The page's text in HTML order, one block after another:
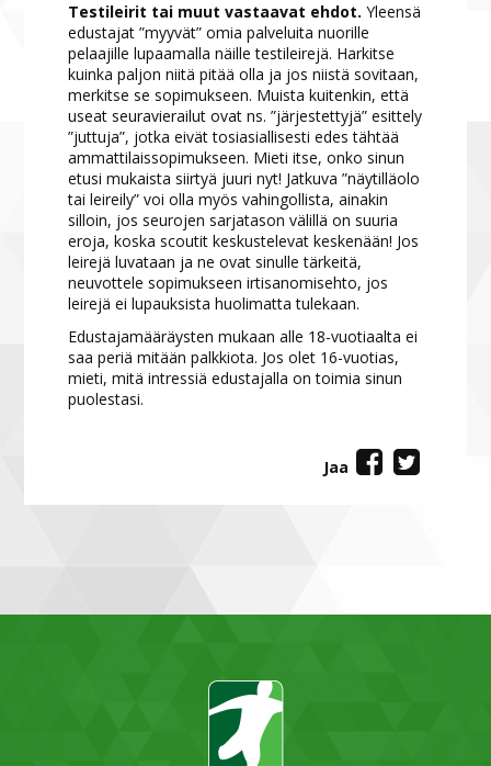
Testileirit tai muut vastaavat ehdot. Yleensä
edustajat ”myyvät” omia palveluita nuorille
pelaajille lupaamalla näille testileirejä. Harkitse
kuinka paljon niitä pitää olla ja jos niistä sovitaan,
merkitse se sopimukseen. Muista kuitenkin, että
useat seuravierailut ovat ns. ”järjestettyjä” esittely
”juttuja”, jotka eivät tosiasiallisesti edes tähtää
ammattilaissopimukseen. Mieti itse, onko sinun
etusi mukaista siirtyä juuri nyt! Jatkuva ”näytilläolo
tai leireily” voi olla myös vahingollista, ainakin
silloin, jos seurojen sarjatason välillä on suuria
eroja, koska scoutit keskustelevat keskenään! Jos
leirejä luvataan ja ne ovat sinulle tärkeitä,
neuvottele sopimukseen irtisanomisehto, jos
leirejä ei lupauksista huolimatta tulekaan.
Edustajamääräysten mukaan alle 18-vuotiaalta ei
saa periä mitään palkkiota. Jos olet 16-vuotias,
mieti, mitä intressiä edustajalla on toimia sinun
puolestasi.
Jaa